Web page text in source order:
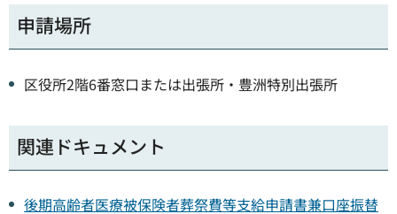
申請場所
区役所2階6番窓口または出張所・豊洲特別出張所
関連ドキュメント
後期高齢者医療被保険者葬祭費等支給申請書兼口座振替